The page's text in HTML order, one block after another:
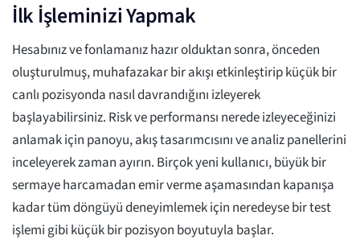
İlk İşleminizi Yapmak
Hesabınız ve fonlamanız hazır olduktan sonra, önceden
oluşturulmuş, muhafazakar bir akışı etkinleştirip küçük bir
canlı pozisyonda nasıl davrandığını izleyerek
başlayabilirsiniz. Risk ve performansı nerede izleyeceğinizi
anlamak için panoyu, akış tasarımcısını ve analiz panellerini
inceleyerek zaman ayırın. Birçok yeni kullanıcı, büyük bir
sermaye harcamadan emir verme aşamasından kapanışa
kadar tüm döngüyü deneyimlemek için neredeyse bir test
işlemi gibi küçük bir pozisyon boyutuyla başlar.